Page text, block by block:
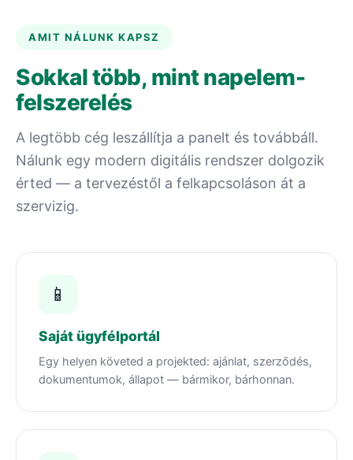
AMIT NÁLUNK KAPSZ
Sokkal több, mint napelem-
felszerelés
A legtöbb cég leszállítja a panelt és továbbáll.
Nálunk egy modern digitális rendszer dolgozik
érted — a tervezéstől a felkapcsoláson át a
szervizig.
📱
Saját ügyfélportál
Egy helyen követed a projekted: ajánlat, szerződés,
dokumentumok, állapot — bármikor, bárhonnan.